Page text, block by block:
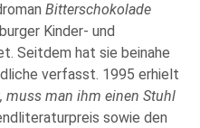
Bitterschokolade
Kinder- und
Seitdem hat sie beinahe
verfasst. 1995 erhielt
muss man ihm einen Stuhl
sowie den